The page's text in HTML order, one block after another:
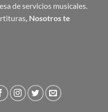
de servicios musicales.
, Nosotros te